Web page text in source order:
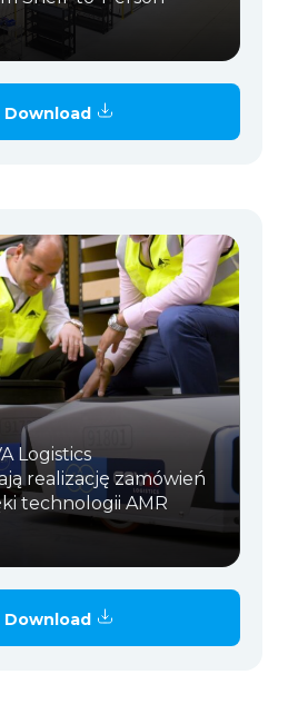
Download
Logistics
realizację zamówień
technologii AMR
Download